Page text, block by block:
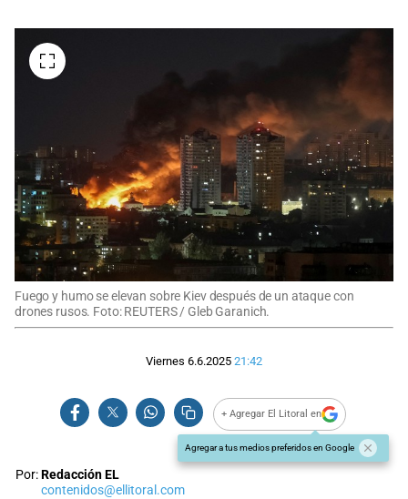
Fuego y humo se elevan sobre Kiev después de un ataque con
drones rusos. Foto: REUTERS / Gleb Garanich.
Viernes 6.6.2025 21:42
+ Agregar El Litoral en
Agregar a tus medios preferidos en Google
Por:Redacción EL
contenidos@ellitoral.com